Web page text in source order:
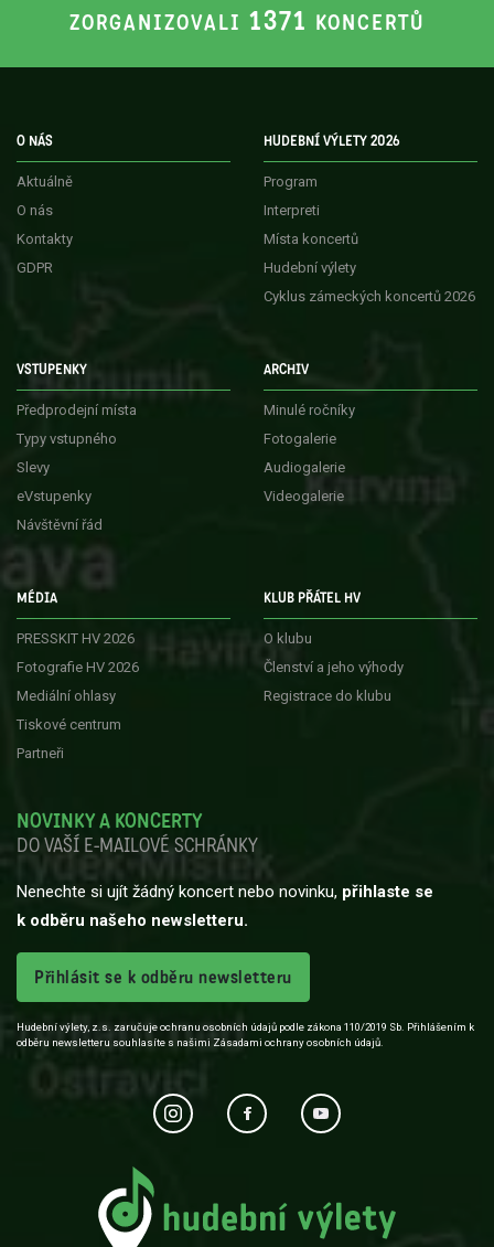
ZORGANIZOVALI 1371 KONCERTŮ
O NÁS
Aktuálně
O nás
Kontakty
GDPR
HUDEBNÍ VÝLETY 2026
Program
Interpreti
Místa koncertů
Hudební výlety
Cyklus zámeckých koncertů 2026
VSTUPENKY
Předprodejní místa
Typy vstupného
Slevy
eVstupenky
Návštěvní řád
ARCHIV
Minulé ročníky
Fotogalerie
Audiogalerie
Videogalerie
MÉDIA
PRESSKIT HV 2026
Fotografie HV 2026
Mediální ohlasy
Tiskové centrum
Partneři
KLUB PŘÁTEL HV
O klubu
Členství a jeho výhody
Registrace do klubu
NOVINKY A KONCERTY
DO VAŠÍ E-MAILOVÉ SCHRÁNKY
Nenechte si ujít žádný koncert nebo novinku, přihlaste se
k odběru našeho newsletteru.
Přihlásit se k odběru newsletteru
Hudební výlety, z.s. zaručuje ochranu osobních údajů podle zákona 110/2019 Sb. Přihlášením k
odběru newsletteru souhlasíte s našimi Zásadami ochrany osobních údajů.